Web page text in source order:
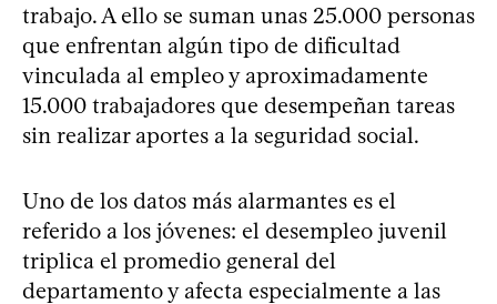
trabajo. A ello se suman unas 25.000 personas
que enfrentan algún tipo de dificultad
vinculada al empleo y aproximadamente
15.000 trabajadores que desempeñan tareas
sin realizar aportes a la seguridad social.
Uno de los datos más alarmantes es el
referido a los jóvenes: el desempleo juvenil
triplica el promedio general del
departamento y afecta especialmente a las